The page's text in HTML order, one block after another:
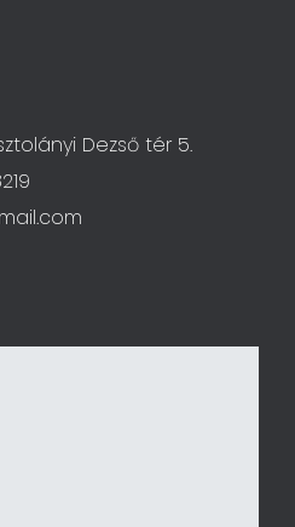
Dezső tér 5.